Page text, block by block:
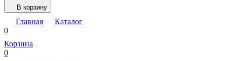
В корзину
Главная
Каталог
0
Корзина
0